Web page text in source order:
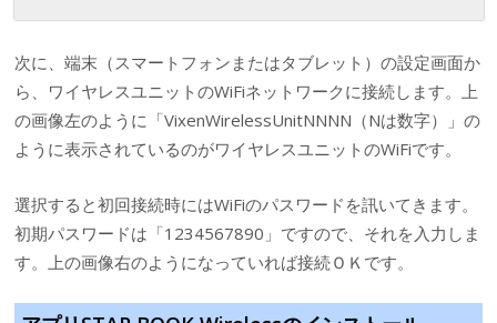
次に、端末（スマートフォンまたはタブレット）の設定画面か
ら、ワイヤレスユニットのWiFiネットワークに接続します。上
の画像左のように「VixenWirelessUnitNNNN（Nは数字）」の
ように表示されているのがワイヤレスユニットのWiFiです。
選択すると初回接続時にはWiFiのパスワードを訊いてきます。
初期パスワードは「1234567890」ですので、それを入力しま
す。上の画像右のようになっていれば接続ＯＫです。